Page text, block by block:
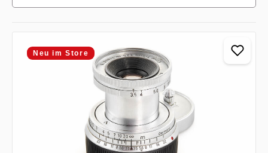
Neu im Store